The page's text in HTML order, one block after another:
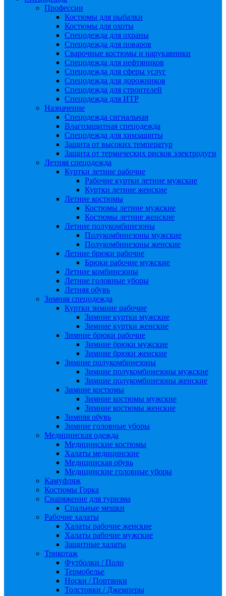
Профессии
Костюмы для рыбалки
Костюмы для охоты
Спецодежда для охраны
Спецодежда для поваров
Сварочные костюмы и нарукавники
Спецодежда для нефтяников
Спецодежда для сферы услуг
Спецодежда для дорожников
Спецодежда для строителей
Спецодежда для ИТР
Назначение
Спецодежда сигнальная
Влагозащитная спецодежда
Спецодежда для химзащиты
Защита от высоких температур
Защита от термических рисков электродуги
Летняя спецодежда
Куртки летние рабочие
Рабочие куртки летние мужские
Куртки летние женские
Летние костюмы
Костюмы летние мужские
Костюмы летние женские
Летние полукомбинезоны
Полукомбинезоны мужские
Полукомбинезоны женские
Летние брюки рабочие
Брюки рабочие мужские
Летние комбинезоны
Летние головные уборы
Летняя обувь
Зимняя спецодежда
Куртки зимние рабочие
Зимние куртки мужские
Зимние куртки женские
Зимние брюки рабочие
Зимние брюки мужские
Зимние брюки женские
Зимние полукомбинезоны
Зимние полукомбинезоны мужские
Зимние полукомбинезоны женские
Зимние костюмы
Зимние костюмы мужские
Зимние костюмы женские
Зимняя обувь
Зимние головные уборы
Медицинская одежда
Медицинские костюмы
Халаты медицинские
Медицинская обувь
Медицинские головные уборы
Камуфляж
Костюмы Горка
Снаряжение для туризма
Спальные мешки
Рабочие халаты
Халаты рабочие женские
Халаты рабочие мужские
Защитные халаты
Трикотаж
Футболки / Поло
Термобелье
Носки / Портянки
Толстовки / Джемперы